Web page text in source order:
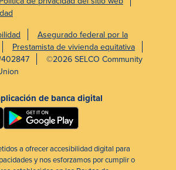
Asegurado federal por la
Prestamista de vivienda equitativa
©2026 SELCO Community
de banca digital
a ofrecer accesibilidad digital para
y nos esforzamos por cumplir o